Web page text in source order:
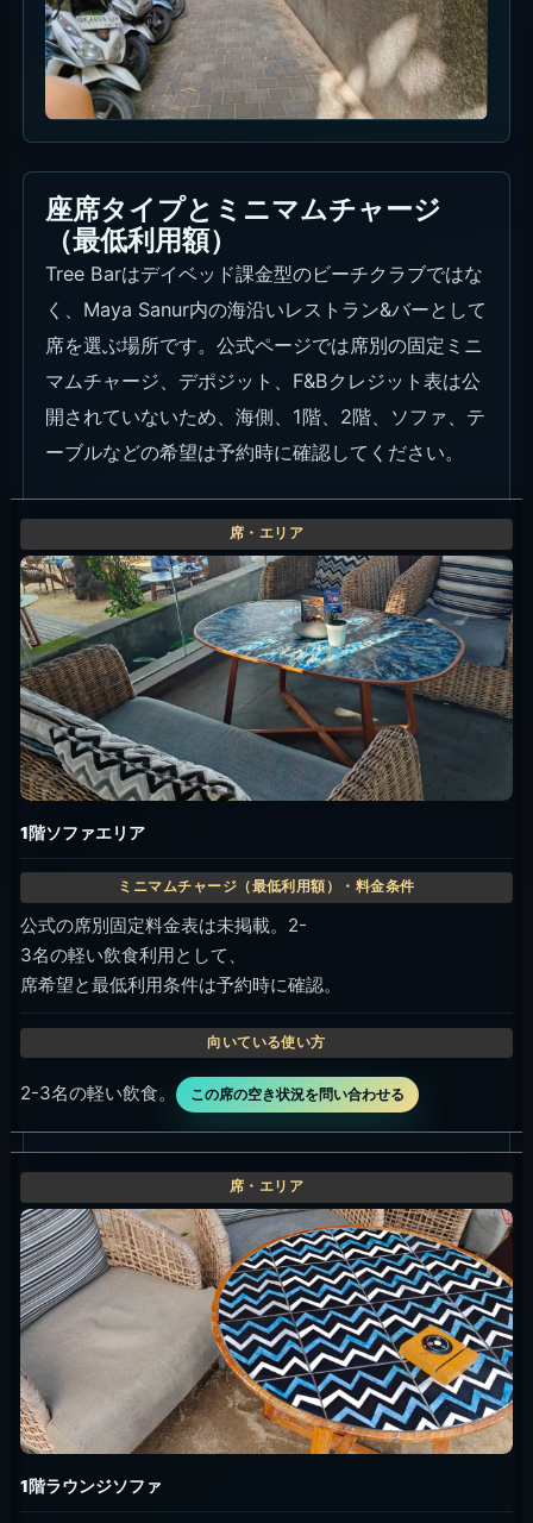
座席タイプとミニマムチャージ
（最低利用額）
Tree Barはデイベッド課金型のビーチクラブではな
く、Maya Sanur内の海沿いレストラン&バーとして
席を選ぶ場所です。公式ページでは席別の固定ミニ
マムチャージ、デポジット、F&Bクレジット表は公
開されていないため、海側、1階、2階、ソファ、テ
ーブルなどの希望は予約時に確認してください。
1階ソファエリア
公式の席別固定料金表は未掲載。2-
3名の軽い飲食利用として、
席希望と最低利用条件は予約時に確認。
2-3名の軽い飲食。 この席の空き状況を問い合わせる
1階ラウンジソファ